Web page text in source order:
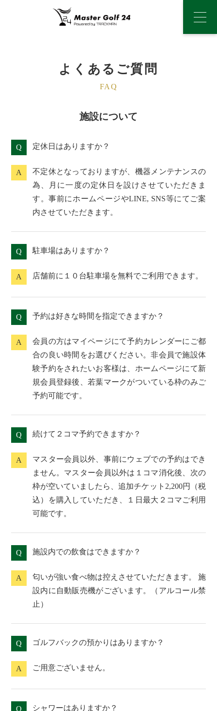
メ
よくあるご質問
FAQ
施設について
Q 定休日はありますか？
A
不定休となっておりますが、機器メンテナンスの
為、月に一度の定休日を設けさせていただきま
す。事前にホームページやLINE, SNS等にてご案
内させていただきます。
Q 駐車場はありますか？
A 店舗前に１０台駐車場を無料でご利用できます。
Q 予約は好きな時間を指定できますか？
A
会員の方はマイページにて予約カレンダーにご都
合の良い時間をお選びください。非会員で施設体
験予約をされたいお客様は、ホームページにて新
規会員登録後、若葉マークがついている枠のみご
予約可能です。
Q 続けて２コマ予約できますか？
A
マスター会員以外、事前にウェブでの予約はでき
ません。マスター会員以外は１コマ消化後、次の
枠が空いていましたら、追加チケット2,200円（税
込）を購入していただき、１日最大２コマご利用
可能です。
Q 施設内での飲食はできますか？
A
匂いが強い食べ物は控えさせていただきます。 施
設内に自動販売機がございます。（アルコール禁
止）
Q ゴルフバックの預かりはありますか？
A ご用意ございません。
Q シャワーはありますか？